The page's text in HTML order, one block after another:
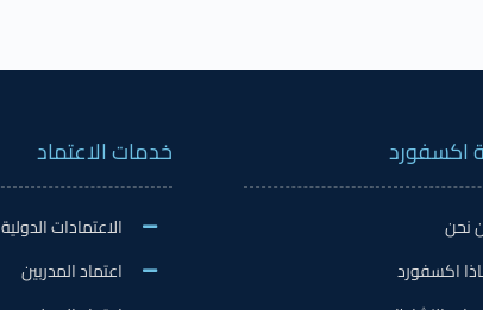
اكسفورد
نحن
اكسفورد
خدمات الاعتماد
الاعتمادات الدولية
اعتماد المدربين